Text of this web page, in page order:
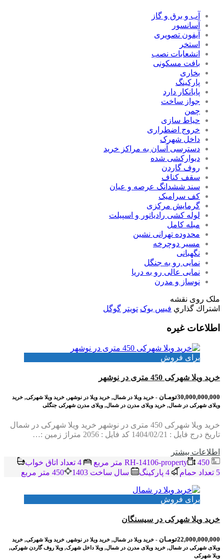
آب و برق و گاز
آسانسور
آیفون تصویری
استخر
انشعابات نصب
بافت مسکونی
بخاری
پارکینگ
پایانکار دارد
جواز ساخت
چمن
حیاط سازی
خروج اضطراری
داخل شهرک
دسترسی آسان به مراکز خرید
دیوارکشی شده
روف گاردن
سقف کناف
سند ششدانگ عرصه و عیان
کف سرامیک
گرمایش مرکزی
لوله کشی رادیاتور و اسپیلت
مبله کامل
محدوده تهرانی نشین
مسیر دوچرخه
نگهبانی
نمایی رو به جنگل
نمایی عالی رو به دریا
نوساز و مدرن
ملک روی نقشه
اشتراك گذاري فیس بوک تويتر گوگل
اطلاعات غیره
برای فروش
خرید ویلا شهرکی 450 متری در نوشهر
30,000,000,000تومـان
- خرید ویلا در شمال, خرید ویلا در نوشهر, خرید ویلا شهرکی, خرید
ویلای شهرکی در شمال, خرید ویلای مدرن در شمال, ویلای مدرن شهرکی جنگلی
خرید ویلا شهرکی 450 متری در نوشهر خرید ویلا شهرکی در شمال
تاریخ درج فایل : 1404/02/21 کد فایل : 2056 متراژ زمین :…
اطلاعات بيشتر
450 متر مربع
5 تعداد حمام
سال ساخت 1403 450 متر مربع
برای فروش
خرید ویلا شهرکی در سیسنگان
22,000,000,000تومـان
- خرید ویلا در شمال, خرید ویلا در نوشهر, خرید ویلا شهرکی, خرید
ویلای شهرکی در شمال, خرید ویلای مدرن در شمال, ویلا داخل شهرک, ویلا روف گاردن شهرکی,
ویلا شهرکی